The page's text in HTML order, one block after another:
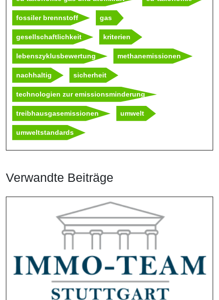
fossiler brennstoff gas
gesellschaftlichkeit kriterien
lebenszyklusbewertung methanemissionen
nachhaltig sicherheit
technologien zur emissionsminderung
treibhausgasemissionen umwelt
umweltstandards
Verwandte Beiträge